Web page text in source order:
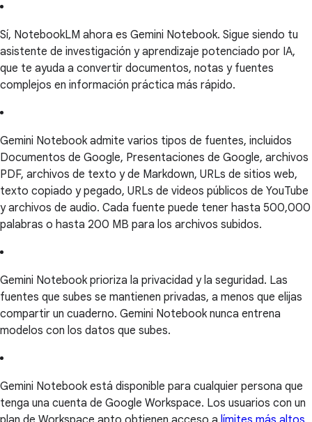
Sí, NotebookLM ahora es Gemini Notebook. Sigue siendo tu
asistente de investigación y aprendizaje potenciado por IA,
que te ayuda a convertir documentos, notas y fuentes
complejos en información práctica más rápido.
Gemini Notebook admite varios tipos de fuentes, incluidos
Documentos de Google, Presentaciones de Google, archivos
PDF, archivos de texto y de Markdown, URLs de sitios web,
texto copiado y pegado, URLs de videos públicos de YouTube
y archivos de audio. Cada fuente puede tener hasta 500,000
palabras o hasta 200 MB para los archivos subidos.
Gemini Notebook prioriza la privacidad y la seguridad. Las
fuentes que subes se mantienen privadas, a menos que elijas
compartir un cuaderno. Gemini Notebook nunca entrena
modelos con los datos que subes.
Gemini Notebook está disponible para cualquier persona que
tenga una cuenta de Google Workspace. Los usuarios con un